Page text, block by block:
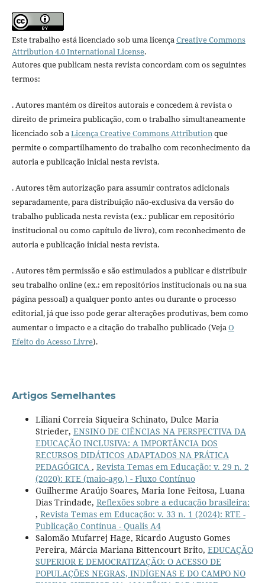
Este trabalho está licenciado sob uma licençaCreative Commons
Attribution 4.0 International License.
Autores que publicam nesta revista concordam com os seguintes
termos:
. Autores mantém os direitos autorais e concedem à revista o
direito de primeira publicação, com o trabalho simultaneamente
licenciado sob aLicença Creative Commons Attributionque
permite o compartilhamento do trabalho com reconhecimento da
autoria e publicação inicial nesta revista.
. Autores têm autorização para assumir contratos adicionais
separadamente, para distribuição não-exclusiva da versão do
trabalho publicada nesta revista (ex.: publicar em repositório
institucional ou como capítulo de livro), com reconhecimento de
autoria e publicação inicial nesta revista.
. Autores têm permissão e são estimulados a publicar e distribuir
seu trabalho online (ex.: em repositórios institucionais ou na sua
página pessoal) a qualquer ponto antes ou durante o processo
editorial, já que isso pode gerar alterações produtivas, bem como
aumentar o impacto e a citação do trabalho publicado (VejaO
Efeito do Acesso Livre).
Artigos Semelhantes
Liliani Correia Siqueira Schinato, Dulce Maria
Strieder, ENSINO DE CIÊNCIAS NA PERSPECTIVA DA
EDUCAÇÃO INCLUSIVA: A IMPORTÂNCIA DOS
RECURSOS DIDÁTICOS ADAPTADOS NA PRÁTICA
PEDAGÓGICA , Revista Temas em Educação: v. 29 n. 2
(2020): RTE (maio-ago.) - Fluxo Contínuo
Guilherme Araújo Soares, Maria Ione Feitosa, Luana
Dias Trindade, Reflexões sobre a educação brasileira:
, Revista Temas em Educação: v. 33 n. 1 (2024): RTE -
Publicação Contínua - Qualis A4
Salomão Mufarrej Hage, Ricardo Augusto Gomes
Pereira, Márcia Mariana Bittencourt Brito, EDUCAÇÃO
SUPERIOR E DEMOCRATIZAÇÃO: O ACESSO DE
POPULAÇÕES NEGRAS, INDÍGENAS E DO CAMPO NO